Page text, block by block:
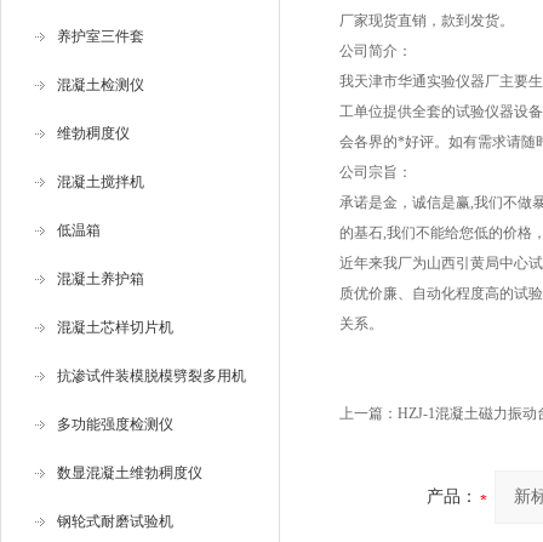
养护室三件套
混凝土检测仪
维勃稠度仪
混凝土搅拌机
低温箱
混凝土养护箱
混凝土芯样切片机
抗渗试件装模脱模劈裂多用机
多功能强度检测仪
数显混凝土维勃稠度仪
钢轮式耐磨试验机
厂家现货直销，款到发货。
公司简介：
我天津市华通实验仪器厂主要
工单位提供全套的试验仪器设
会各界的*好评。如有需求请随
公司宗旨：
承诺是金，诚信是赢,我们不做
的基石,我们不能给您低的价格
近年来我厂为山西引黄局中心
质优价廉、自动化程度高的试
关系。
上一篇： HZJ-1混凝土磁力振动
产品：